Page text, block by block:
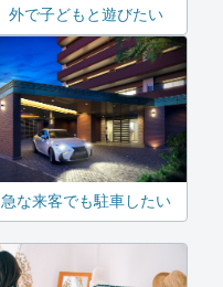
外で子どもと遊びたい
急な来客でも駐車したい